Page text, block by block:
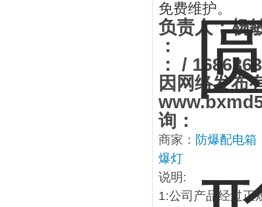
免费维护。
负责人：杨
：
： /
因网络发布
询：
商家： 防爆配电箱
爆灯
说明 :
1:公司产品经过正